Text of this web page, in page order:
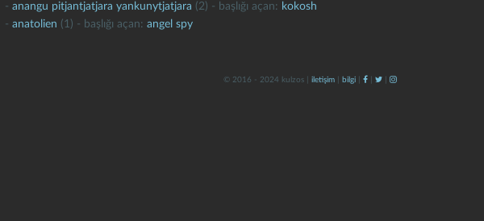
-anangu pitjantjatjara yankunytjatjara (2) - başlığı açan: kokosh
-anatolien (1) - başlığı açan:angel spy
© 2016 - 2024 kulzos | iletişim bilgi